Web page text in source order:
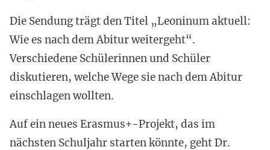
Die Sendung trägt den Titel „Leoninum aktuell:
Wie es nach dem Abitur weitergeht“.
Verschiedene Schülerinnen und Schüler
diskutieren, welche Wege sie nach dem Abitur
einschlagen wollten.
Auf ein neues Erasmus+-Projekt, das im
nächsten Schuljahr starten könnte, geht Dr.